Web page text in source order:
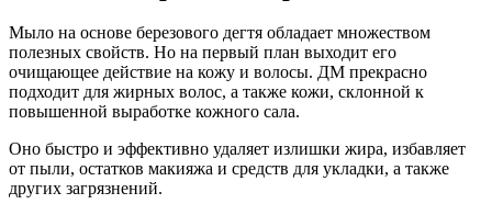
Мыло на основе березового дегтя обладает множеством
полезных свойств. Но на первый план выходит его
очищающее действие на кожу и волосы. ДМ прекрасно
подходит для жирных волос, а также кожи, склонной к
повышенной выработке кожного сала.
Оно быстро и эффективно удаляет излишки жира, избавляет
от пыли, остатков макияжа и средств для укладки, а также
других загрязнений.